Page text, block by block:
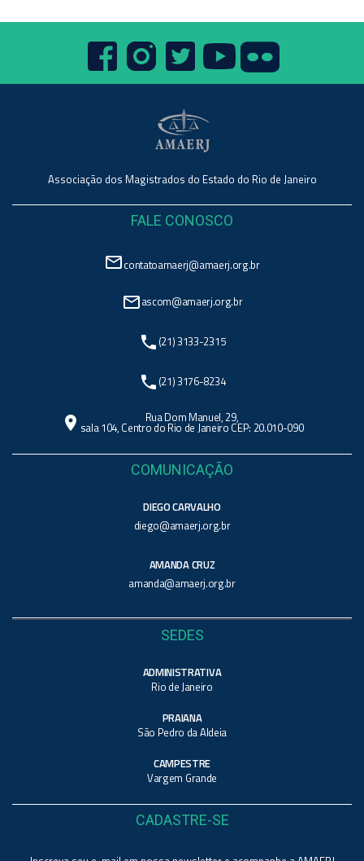
Associação dos Magistrados do Estado do Rio de Janeiro
FALE CONOSCO
mail_outlinecontatoamaerj@amaerj.org.br
mail_outlineascom@amaerj.org.br
phone (21) 3133-2315
phone (21) 3176-8234
location_on Rua Dom Manuel, 29,
sala 104, Centro do Rio de Janeiro CEP: 20.010-090
COMUNICAÇÃO
DIEGO CARVALHO
diego@amaerj.org.br
AMANDA CRUZ
amanda@amaerj.org.br
SEDES
ADMINISTRATIVA
Rio de Janeiro
PRAIANA
São Pedro da Aldeia
CAMPESTRE
Vargem Grande
CADASTRE-SE